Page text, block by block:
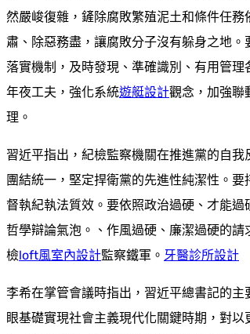
然嚴峻復雜，鏟除腐敗繁殖泥土和條件任
肅、除惡務盡，讓腐敗分子沒有躲身之地
落實機制，及時發現、準確識別、有用管
年夜工夫，強化系統遊艇設計觀念，加強聯
理。
習近平指出，紀檢監察機關在推進黨的自
團結統一，堅定捍衛黨的先進性純潔性。
督執紀執法質效。要依照政治過硬、才能
哲學辯論氣泡。、作風過硬、廉潔過硬的請
檢loft風室內設計監察鐵軍。 牙醫診所設計
李希在掌管會議時指出，習近平總書記的
眼基礎實現社會主義現代化關鍵時期，對以